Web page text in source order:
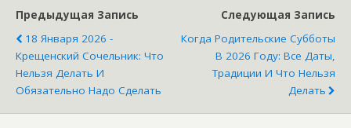
Предыдущая Запись
18 Января 2026 -
Крещенский Сочельник: Что
Нельзя Делать И
Обязательно Надо Сделать
Следующая Запись
Когда Родительские Субботы
В 2026 Году: Все Даты,
Традиции И Что Нельзя
Делать